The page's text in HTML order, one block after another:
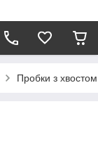
Пробки з хвостом